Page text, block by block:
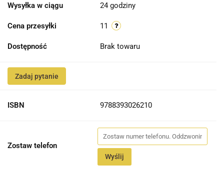
Wysyłka w ciągu 24 godziny
Cena przesyłki 11
Dostępność Brak towaru
Zadaj pytanie
ISBN 9788393026210
Zostaw telefon
Wyślij